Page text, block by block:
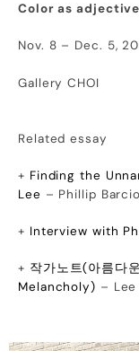
Color as
Nov. 8 – Dec. 5,
Gallery CHOI
Related essay
+ Finding the
Lee – Phillip Barcio
+ Interview with
+ 작가노트(아름다
Melancholy) – Lee